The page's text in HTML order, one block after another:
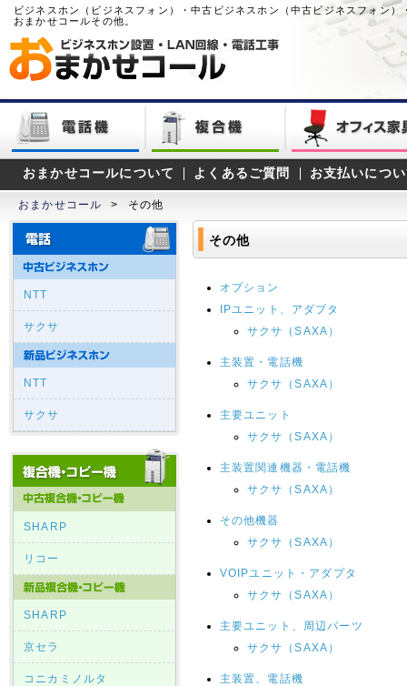
ビジネスホン（ビジネスフォン）・中古ビジネスホン（中古ビジネスフォン
おまかせコールその他。
おまかせコールについて よくあるご質問 お支払いにつ
おまかせコール > その他
NTT
サクサ
NTT
サクサ
SHARP
リコー
SHARP
京セラ
コニカミノルタ
その他
オプション
IPユニット、アダプタ
サクサ（SAXA）
主装置・電話機
サクサ（SAXA）
主要ユニット
サクサ（SAXA）
主装置関連機器・電話機
サクサ（SAXA）
その他機器
サクサ（SAXA）
VOIPユニット・アダプタ
サクサ（SAXA）
主要ユニット、周辺パーツ
サクサ（SAXA）
主装置、電話機